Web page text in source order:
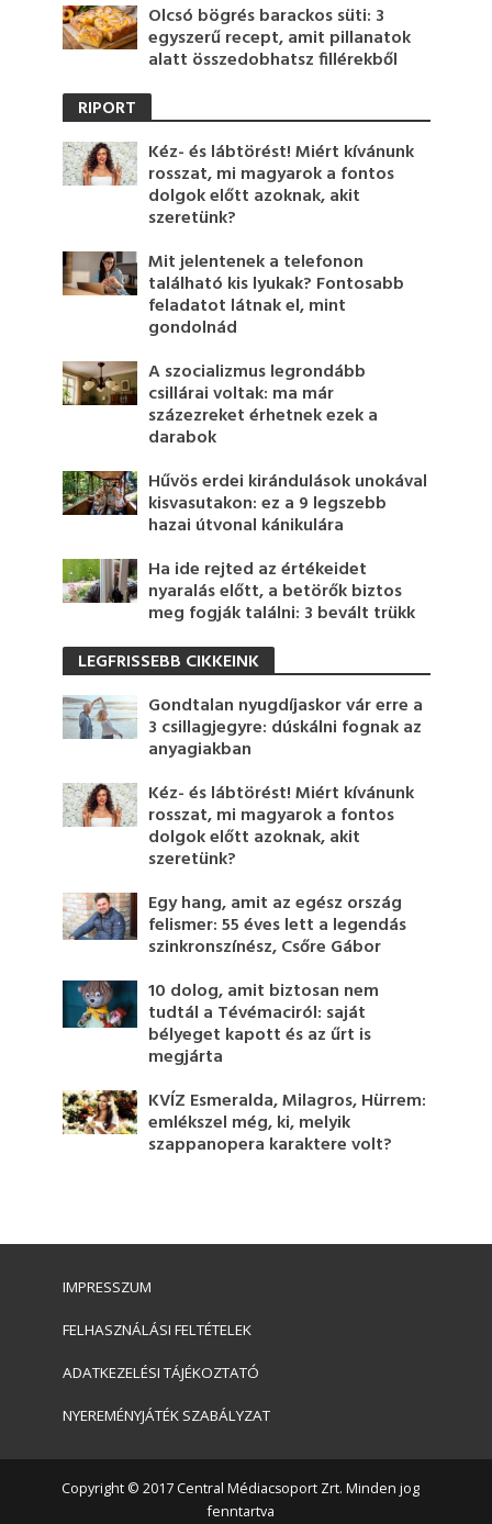
Olcsó bögrés barackos süti: 3
egyszerű recept, amit pillanatok
alatt összedobhatsz fillérekből
RIPORT
Kéz- és lábtörést! Miért kívánunk
rosszat, mi magyarok a fontos
dolgok előtt azoknak, akit
szeretünk?
Mit jelentenek a telefonon
található kis lyukak? Fontosabb
feladatot látnak el, mint
gondolnád
A szocializmus legrondább
csillárai voltak: ma már
százezreket érhetnek ezek a
darabok
Hűvös erdei kirándulások unokával
kisvasutakon: ez a 9 legszebb
hazai útvonal kánikulára
Ha ide rejted az értékeidet
nyaralás előtt, a betörők biztos
meg fogják találni: 3 bevált trükk
LEGFRISSEBB CIKKEINK
Gondtalan nyugdíjaskor vár erre a
3 csillagjegyre: dúskálni fognak az
anyagiakban
Kéz- és lábtörést! Miért kívánunk
rosszat, mi magyarok a fontos
dolgok előtt azoknak, akit
szeretünk?
Egy hang, amit az egész ország
felismer: 55 éves lett a legendás
szinkronszínész, Csőre Gábor
10 dolog, amit biztosan nem
tudtál a Tévémaciról: saját
bélyeget kapott és az űrt is
megjárta
KVÍZ Esmeralda, Milagros, Hürrem:
emlékszel még, ki, melyik
szappanopera karaktere volt?
IMPRESSZUM
FELHASZNÁLÁSI FELTÉTELEK
ADATKEZELÉSI TÁJÉKOZTATÓ
NYEREMÉNYJÁTÉK SZABÁLYZAT
Copyright © 2017 Central Médiacsoport Zrt. Minden jog
fenntartva